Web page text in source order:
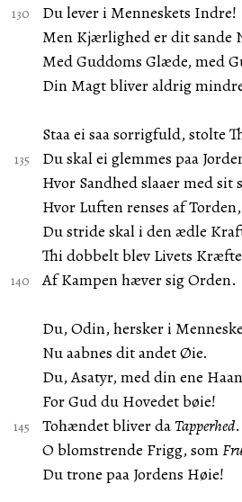
Du lever i Menneskets Indre!
Men Kjærlighed er dit sande
Med Guddoms Glæde, med
Din Magt bliver aldrig
Staa ei saa sorrigfuld, stolte
Du skal ei glemmes paa
Hvor Sandhed slaaer med
Hvor Luften renses af Torden,
Du stride skal i den ædle
Thi dobbelt blev Livets
Af Kampen hæver sig Orden.
Du, Odin, hersker i
Nu aabnes dit andet Øie.
Du, Asatyr, med din ene
For Gud du Hovedet bøie!
Tohændet bliver daTapperhed.
O blomstrende Frigg, som
Du trone paa Jordens Høie!